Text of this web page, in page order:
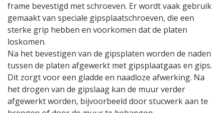
frame bevestigd met schroeven. Er wordt vaak gebruik
gemaakt van speciale gipsplaatschroeven, die een
sterke grip hebben en voorkomen dat de platen
loskomen.
Na het bevestigen van de gipsplaten worden de naden
tussen de platen afgewerkt met gipsplaatgaas en gips.
Dit zorgt voor een gladde en naadloze afwerking. Na
het drogen van de gipslaag kan de muur verder
afgewerkt worden, bijvoorbeeld door stucwerk aan te